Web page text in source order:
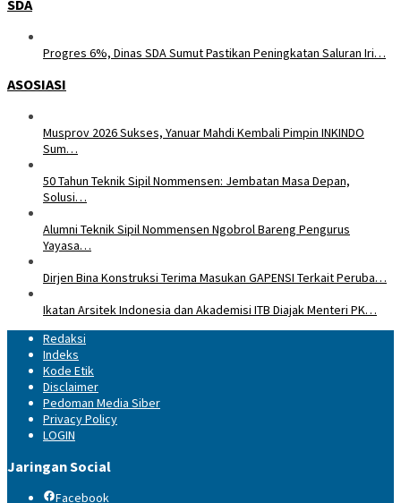
SDA
Progres 6%, Dinas SDA Sumut Pastikan Peningkatan Saluran Iri…
ASOSIASI
Musprov 2026 Sukses, Yanuar Mahdi Kembali Pimpin INKINDO
Sum…
50 Tahun Teknik Sipil Nommensen: Jembatan Masa Depan,
Solusi…
Alumni Teknik Sipil Nommensen Ngobrol Bareng Pengurus
Yayasa…
Dirjen Bina Konstruksi Terima Masukan GAPENSI Terkait Peruba…
Ikatan Arsitek Indonesia dan Akademisi ITB Diajak Menteri PK…
Redaksi
Indeks
Kode Etik
Disclaimer
Pedoman Media Siber
Privacy Policy
LOGIN
Jaringan Social
Facebook